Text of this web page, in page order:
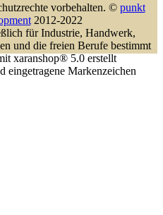
vorbehalten. © punkt
2012-2022
für Industrie, Handwerk,
und die freien Berufe bestimmt
xaranshop® 5.0 erstellt
Markenzeichen